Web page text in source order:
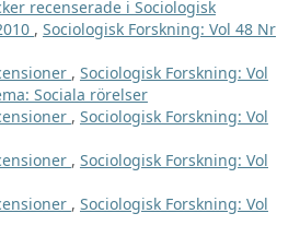
recenserade i Sociologisk
, Sociologisk Forskning: Vol 48 Nr
, Sociologisk Forskning: Vol
Sociala rörelser
, Sociologisk Forskning: Vol
, Sociologisk Forskning: Vol
, Sociologisk Forskning: Vol